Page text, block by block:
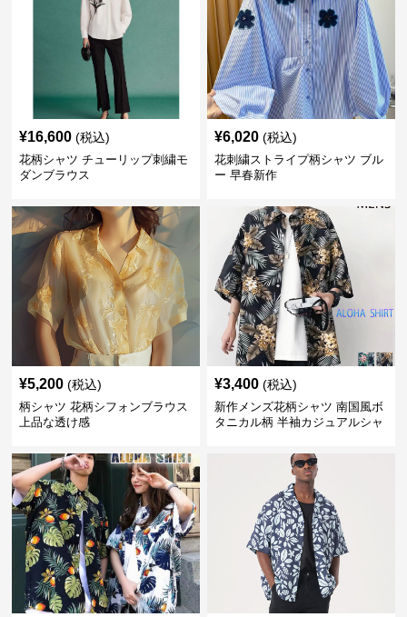
¥16,600 (税込)
花柄シャツ チューリップ刺繍モ
ダンブラウス
¥6,020 (税込)
花刺繍ストライプ柄シャツ ブル
ー 早春新作
¥5,200 (税込)
柄シャツ 花柄シフォンブラウス
上品な透け感
¥3,400 (税込)
新作メンズ花柄シャツ 南国風ボ
タニカル柄 半袖カジュアルシャ